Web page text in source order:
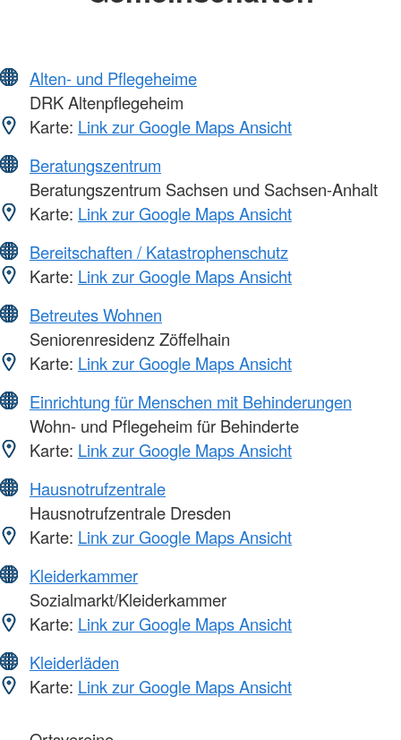
Alten- und Pflegeheime
DRK Altenpflegeheim
Karte: Link zur Google Maps Ansicht
Beratungszentrum
Beratungszentrum Sachsen und Sachsen-Anhalt
Karte: Link zur Google Maps Ansicht
Bereitschaften / Katastrophenschutz
Karte: Link zur Google Maps Ansicht
Betreutes Wohnen
Seniorenresidenz Zöffelhain
Karte: Link zur Google Maps Ansicht
Einrichtung für Menschen mit Behinderungen
Wohn- und Pflegeheim für Behinderte
Karte: Link zur Google Maps Ansicht
Hausnotrufzentrale
Hausnotrufzentrale Dresden
Karte: Link zur Google Maps Ansicht
Kleiderkammer
Sozialmarkt/Kleiderkammer
Karte: Link zur Google Maps Ansicht
Kleiderläden
Karte: Link zur Google Maps Ansicht